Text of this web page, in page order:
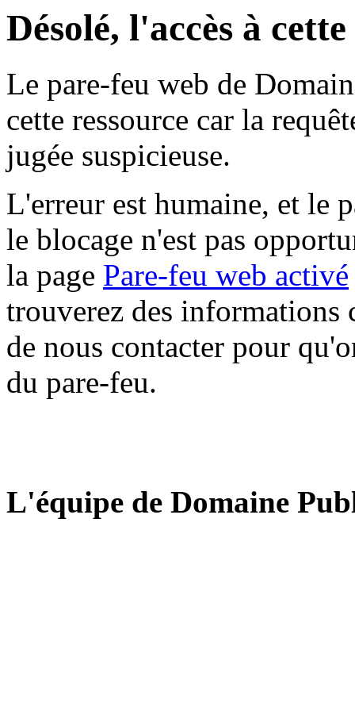
Désolé, l'accès à
Le pare-feu web de
cette ressource car la
jugée suspicieuse.
L'erreur est humaine, et le
le blocage n'est pas
la page Pare-feu web activé
trouverez des informations
de nous contacter pour
du pare-feu.
L'équipe de Domaine